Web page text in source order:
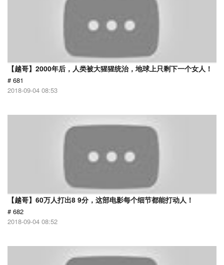
【越哥】2000年后，人类被大猩猩统治，地球上只剩下一个女人！
# 681
2018-09-04 08:53
【越哥】60万人打出8 9分，这部电影每个细节都能打动人！
# 682
2018-09-04 08:52